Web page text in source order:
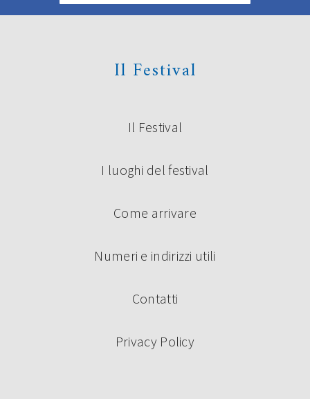
Il Festival
Il Festival
I luoghi del festival
Come arrivare
Numeri e indirizzi utili
Contatti
Privacy Policy